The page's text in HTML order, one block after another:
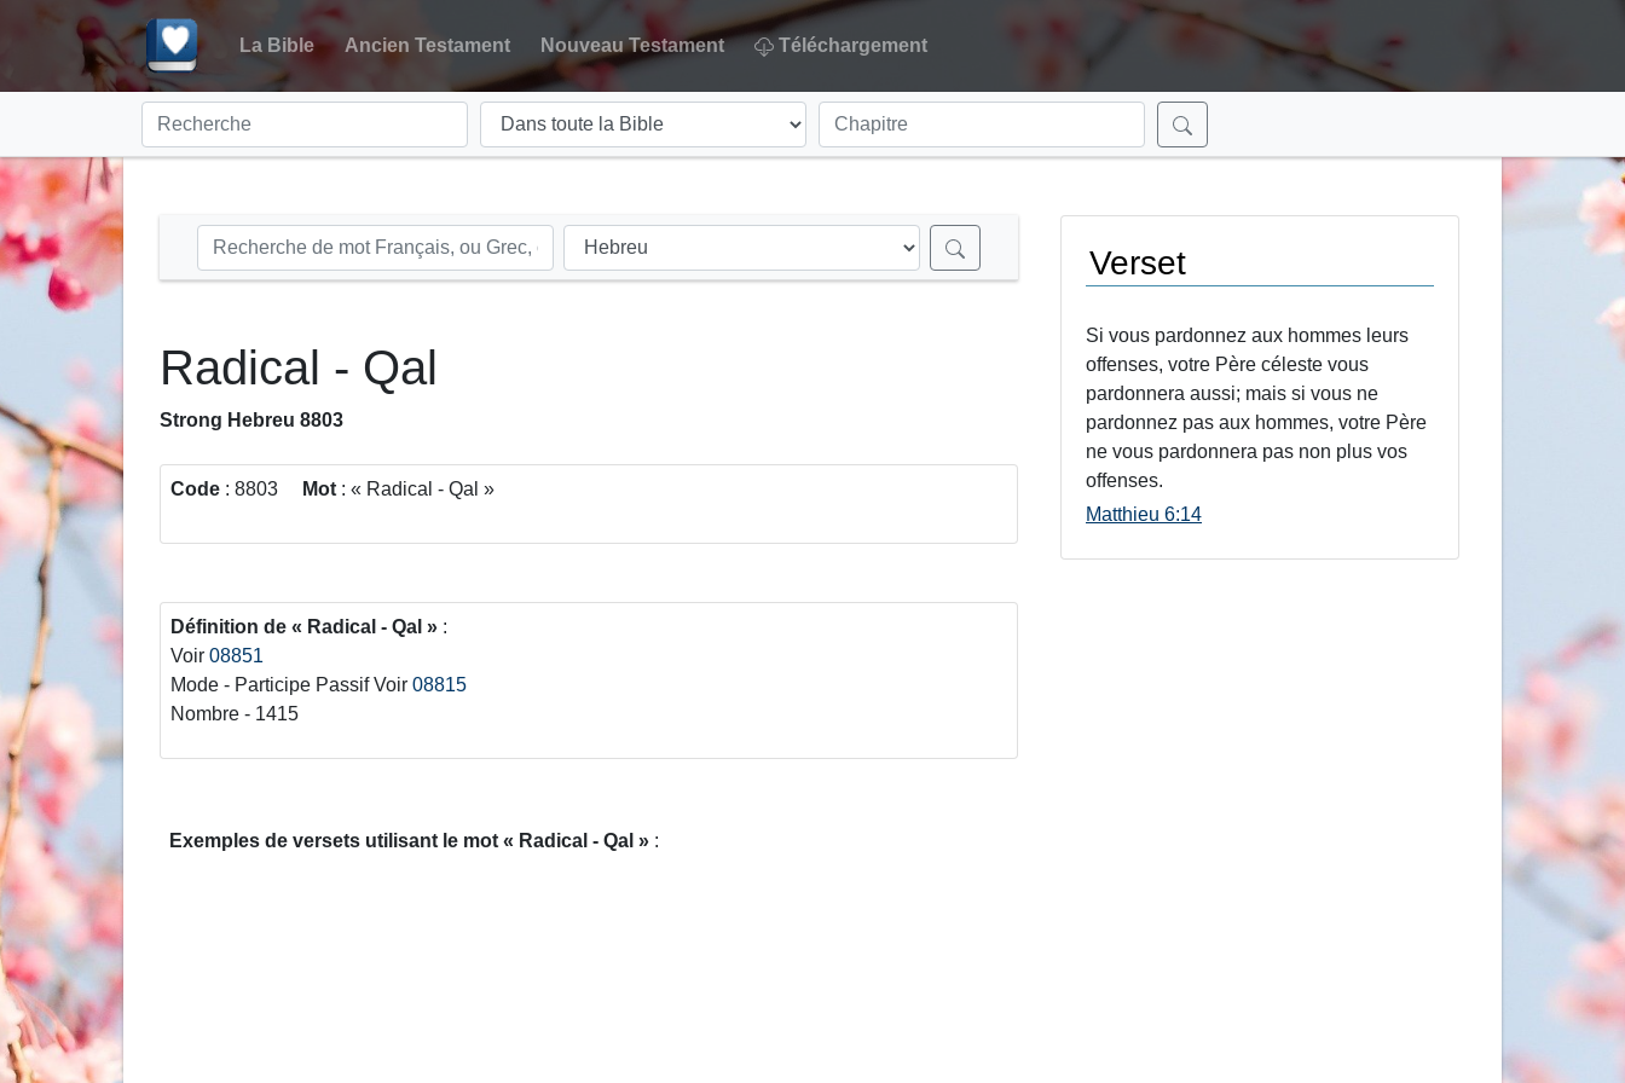
La Bible Ancien Testament Nouveau Testament Téléchargement
Radical - Qal
Strong Hebreu 8803
Code : 8803 Mot : Radical - Qal
Définition de Radical - Qal
:
Voir 08851
Mode - Participe Passif Voir 08815
Nombre - 1415
Exemples de versets utilisant le mot Radical - Qal :
Verset
Si vous pardonnez aux hommes leurs
offenses, votre Père céleste vous
pardonnera aussi; mais si vous ne
pardonnez pas aux hommes, votre Père
ne vous pardonnera pas non plus vos
offenses.
Matthieu 6:14